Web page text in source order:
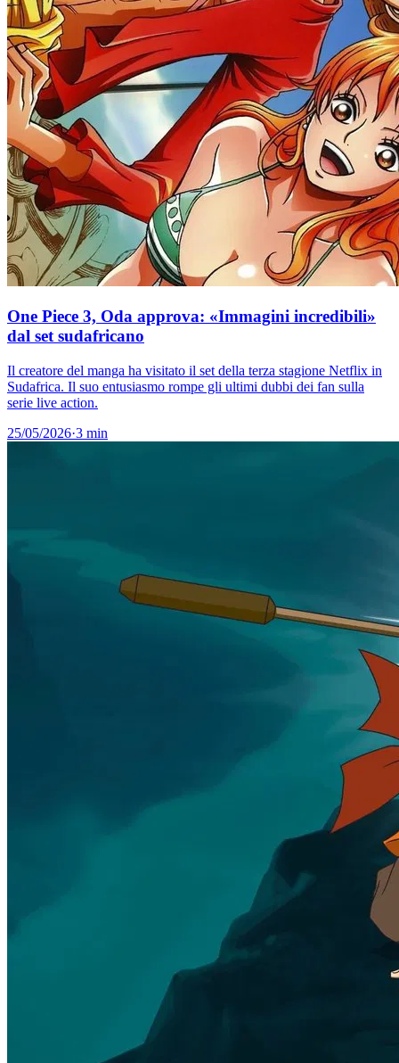
One Piece 3, Oda approva: «Immagini incredibili»
dal set sudafricano
Il creatore del manga ha visitato il set della terza stagione Netflix in
Sudafrica. Il suo entusiasmo rompe gli ultimi dubbi dei fan sulla
serie live action.
25/05/2026·3 min